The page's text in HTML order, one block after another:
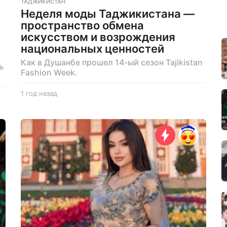
Неделя моды Таджикистана —
пространство обмена
искусством и возрождения
национальных ценностей
Как в Душанбе прошел 14-ый сезон Tajikistan
Fashion Week.
1 год назад
д
н
а
з
а
д